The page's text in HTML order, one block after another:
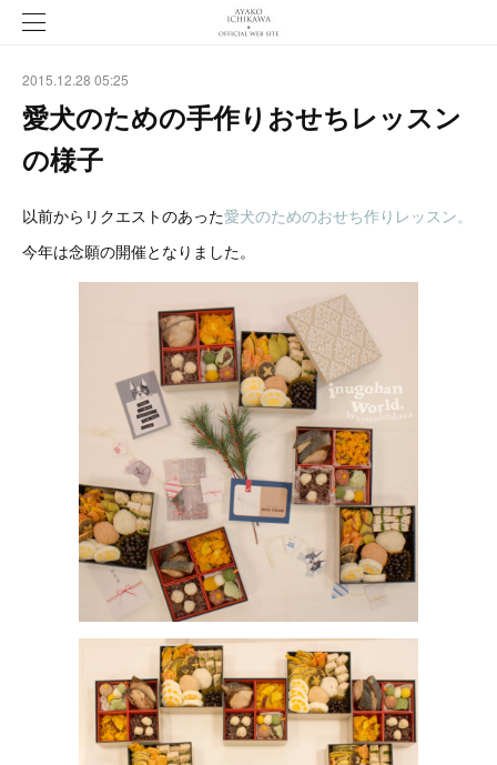
2015.12.28 05:25
愛犬のための手作りおせちレッスン
の様子
以前からリクエストのあった愛犬のためのおせち作りレッスン。
今年は念願の開催となりました。